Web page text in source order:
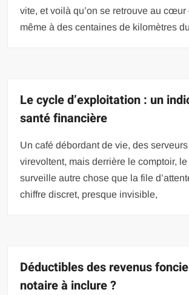
vite, et voilà qu’on se retrouve au cœur
même à des centaines de kilomètres
Le cycle d’exploitation : un
santé financière
Un café débordant de vie, des
virevoltent, mais derrière le comptoir, le
surveille autre chose que la file
chiffre discret, presque invisible,
Déductibles des revenus
notaire à inclure ?